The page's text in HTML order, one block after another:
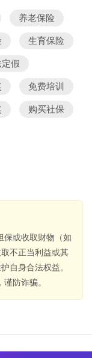
养老保险
生育保险
假
免费培训
购买社保
保或收取财物（如
不正当利益或其
自身合法权益。
防诈骗。